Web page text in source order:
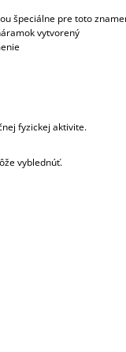
špeciálne pre toto
vytvorený
fyzickej aktivite.
vyblednúť.